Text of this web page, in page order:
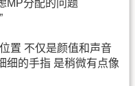
MP分配的问题
置 不仅是颜值和声音
的手指 是稍微有点像